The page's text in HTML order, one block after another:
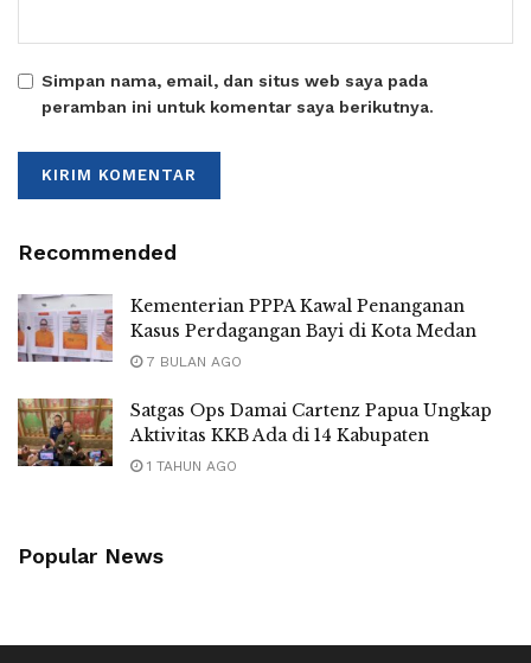
Simpan nama, email, dan situs web saya pada
peramban ini untuk komentar saya berikutnya.
Recommended
Kementerian PPPA Kawal Penanganan
Kasus Perdagangan Bayi di Kota Medan
7 BULAN AGO
Satgas Ops Damai Cartenz Papua Ungkap
Aktivitas KKB Ada di 14 Kabupaten
1 TAHUN AGO
Popular News